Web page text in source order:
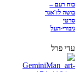
כוח רעם –
בושה לז'אנר
סרטי
גיבורי-העל
עדי פרל